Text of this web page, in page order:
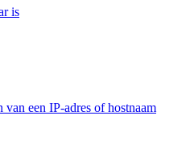
is
een IP-adres of hostnaam